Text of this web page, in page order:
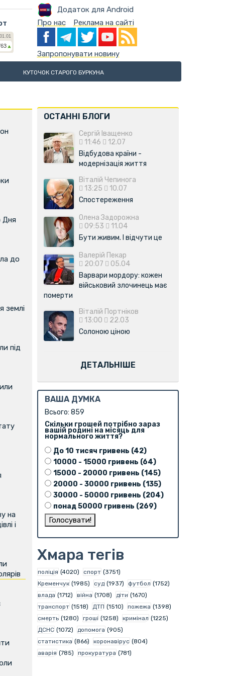
Додаток для Android
Про нас Реклама на сайті
Запропонувати новину
КУТОЧОК СТАРОГО БУРКУНА
Дня
до
землі
під
на
і
ОСТАННІ БЛОГИ
Сергій Іващенко
11:46
12.07
Відбудова країни -
модернізація життя
Віталій Чепинога
13:25
10.07
Спостереження
Олена Задорожна
09:53
11.04
Бути живим. І відчути це
Валерій Пекар
20:07
05.04
Варвари мордору: кожен
військовий злочинець має
померти
Віталій Портніков
13:00
22.03
Солоною ціною
ДЕТАЛЬНІШЕ
ВАША ДУМКА
Всього: 859
Скільки грошей потрібно зараз
вашій родині на місяць для
нормального життя?
До 10 тисяч гривень (42)
10000 - 15000 гривень (64)
15000 - 20000 гривень (145)
20000 - 30000 гривень (135)
30000 - 50000 гривень (204)
понад 50000 гривень (269)
Хмара тегів
поліція (4020) спорт (3751)
Кременчук (1985) суд (1937) футбол (1752)
влада (1712) війна (1708) діти (1670)
транспорт (1518) ДТП (1510) пожежа (1398)
смерть (1280) гроші (1258) кримінал (1225)
ДСНС (1072) допомога (905)
статистика (866) коронавірус (804)
аварія (785) прокуратура (781)